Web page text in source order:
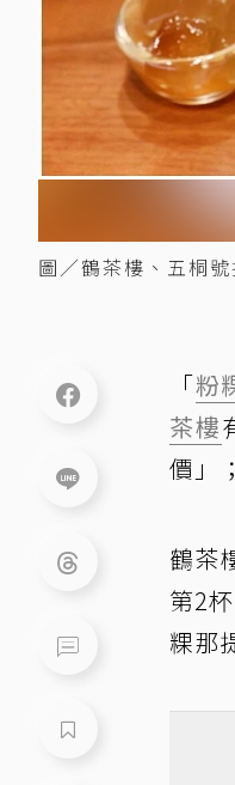
圖／鶴茶樓、五桐
「粉
茶樓
價」；
鶴茶
第2
粿那